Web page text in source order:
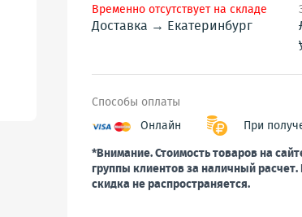
Временно отсутствует на складе
Доставка → Екатеринбург
Способы оплаты
Онлайн
При
*Внимание. Стоимость товаров на
группы клиентов за наличный
скидка не распространяется.